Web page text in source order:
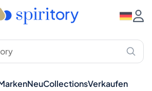
NeuCollectionsVerkaufen